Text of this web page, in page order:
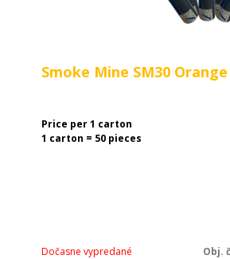
Smoke Mine SM30
Price per 1 carton
1 carton = 50 pieces
Dočasne vypredané Obj.